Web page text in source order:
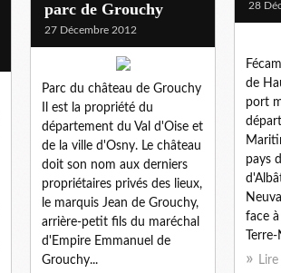
28
de
port
pays
face
parc de Grouchy
27 Décembre 2012
Parc du château de Grouchy
Il est la propriété du
département du Val d'Oise et
de la ville d'Osny. Le château
doit son nom aux derniers
propriétaires privés des lieux,
le marquis Jean de Grouchy,
arrière-petit fils du maréchal
d'Empire Emmanuel de
Grouchy...